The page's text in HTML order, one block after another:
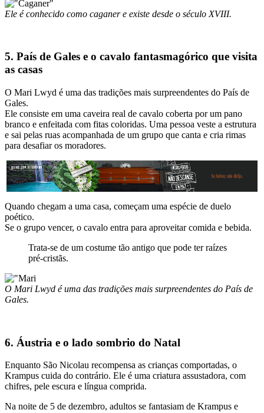
Ele é conhecido como caganer e existe desde o século XVIII.
5. País de Gales e o cavalo fantasmagórico que visita
as casas
O Mari Lwyd é uma das tradições mais surpreendentes do País de
Gales.
Ele consiste em uma caveira real de cavalo coberta por um pano
branco e enfeitada com fitas coloridas. Uma pessoa veste a estrutura
e sai pelas ruas acompanhada de um grupo que canta e cria rimas
para desafiar os moradores.
Quando chegam a uma casa, começam uma espécie de duelo
poético.
Se o grupo vencer, o cavalo entra para aproveitar comida e bebida.
Trata-se de um costume tão antigo que pode ter raízes
pré-cristãs.
O Mari Lwyd é uma das tradições mais surpreendentes do País de
Gales.
6. Áustria e o lado sombrio do Natal
Enquanto São Nicolau recompensa as crianças comportadas, o
Krampus cuida do contrário. Ele é uma criatura assustadora, com
chifres, pele escura e língua comprida.
Na noite de 5 de dezembro, adultos se fantasiam de Krampus e